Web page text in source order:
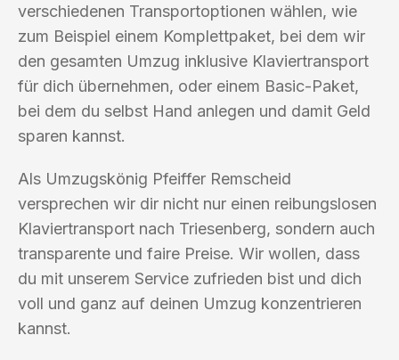
verschiedenen Transportoptionen wählen, wie
zum Beispiel einem Komplettpaket, bei dem wir
den gesamten Umzug inklusive Klaviertransport
für dich übernehmen, oder einem Basic-Paket,
bei dem du selbst Hand anlegen und damit Geld
sparen kannst.
Als Umzugskönig Pfeiffer Remscheid
versprechen wir dir nicht nur einen reibungslosen
Klaviertransport nach Triesenberg, sondern auch
transparente und faire Preise. Wir wollen, dass
du mit unserem Service zufrieden bist und dich
voll und ganz auf deinen Umzug konzentrieren
kannst.